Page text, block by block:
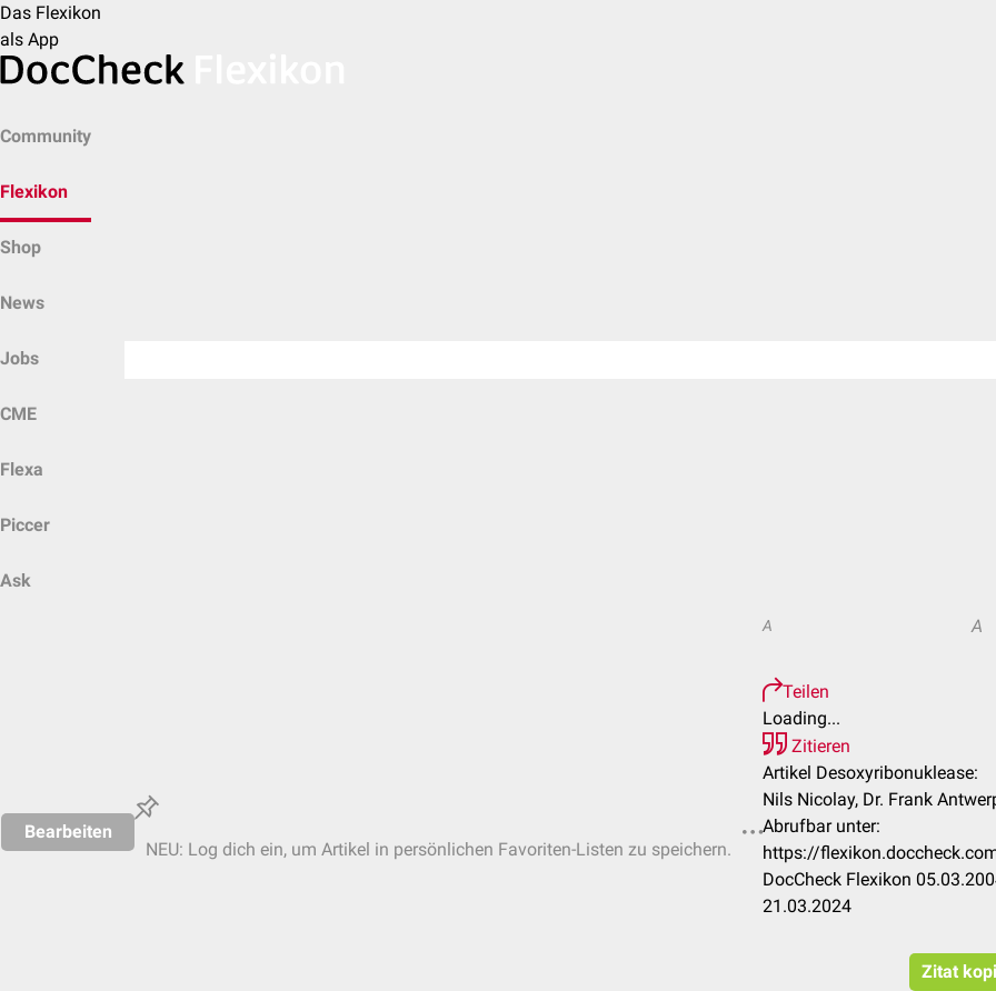
Das Flexikon
als App
Community
Flexikon
Shop
News
Jobs
CME
Flexa
Piccer
Ask
Bearbeiten
NEU: Log dich ein, um Artikel in persönlichen Favoriten-Listen zu speichern.
A A
Teilen
Loading...
Zitieren
Artikel Desoxyribonuklease:
Nils Nicolay, Dr. Frank
Abrufbar unter:
https://
DocCheck Flexikon
21.03.2024
Zitat